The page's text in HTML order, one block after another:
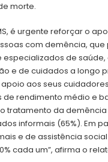
morte.
é urgente reforçar o
com demência,
de saúde,
e de cuidados a longo
aos seus
de rendimento médio e
tratamento da demência
informais (65%). Em
e de assistência
cada um”, afirma o